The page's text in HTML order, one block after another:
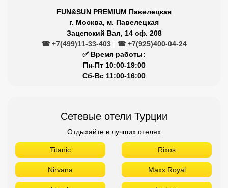
FUN&SUN PREMIUM Павелецкая
г. Москва, м. Павелецкая
Зацепский Вал, 14 оф. 208
☎ +7(499)11-33-403
☎ +7(925)400-04-24
✅ Время работы:
Пн-Пт 10:00-19:00
Сб-Вс 11:00-16:00
Сетевые отели Турции
Отдыхайте в лучших отелях
Titanic Rixos
Nirvana Maxx Royal